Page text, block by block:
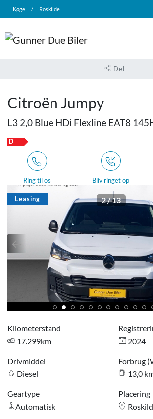
Køge / Roskilde
Del
Citroën Jumpy
L3 2,0 Blue HDi Flexline EAT8
D
Ring til os Bliv ringet op
Leasing 2/13
Kilometerstand
17.299km
2024
Drivmiddel
Diesel
Forbrug
13,0
Geartype
Automatisk
Placering